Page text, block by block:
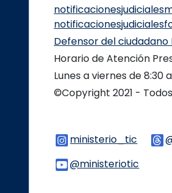
Defensor del ciudadano
Horario de Atención
Lunes a viernes de 8:30
©Copyright 2021 -
ministerio_tic Logo
@ministeriotic